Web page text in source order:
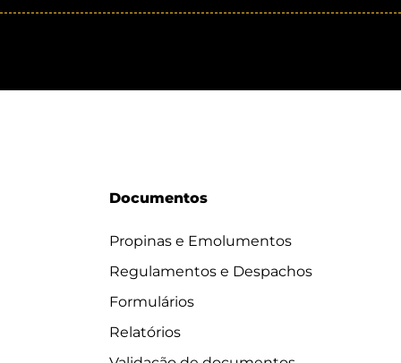
Documentos
Propinas e Emolumentos
Regulamentos e Despachos
Formulários
Relatórios